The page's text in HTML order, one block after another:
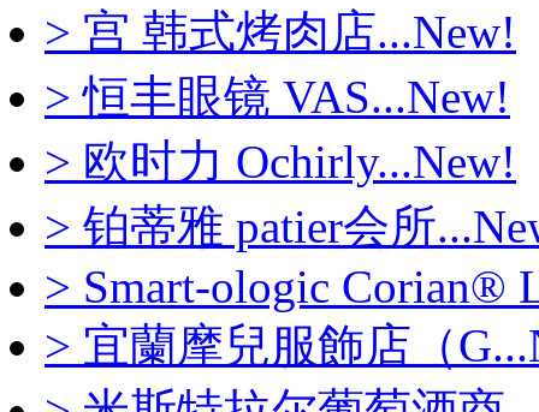
> 宫 韩式烤肉店...New!
> 恒丰眼镜 VAS...New!
> 欧时力 Ochirly...New!
> 铂蒂雅 patier会所
> Smart-ologic Corian®
> 宜蘭摩兒服飾店（